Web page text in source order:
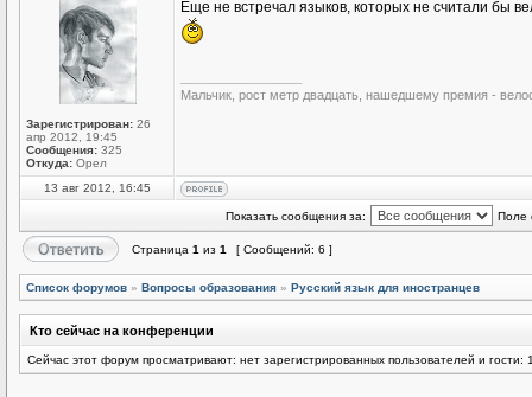
Зарегистрирован: 26
апр 2012, 19:45
Сообщения: 325
Откуда: Орел
Еще не встречал языков, которых не считали бы
Мальчик, рост метр двадцать, нашедшему премия -
13 авг 2012, 16:45
Показать сообщения за: Поле
Страница 1 из 1 [ Сообщений: 6 ]
Список форумов » Вопросы образования » Русский язык для иностранцев
Кто сейчас на конференции
Сейчас этот форум просматривают: нет зарегистрированных пользователей и гости: